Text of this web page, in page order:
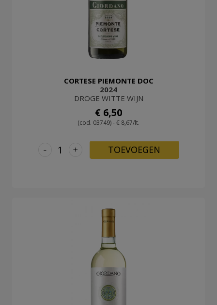
CORTESE PIEMONTE DOC
2024
DROGE WITTE WIJN
€ 6,50
(cod. 03749) - € 8,67/lt.
+
- TOEVOEGEN